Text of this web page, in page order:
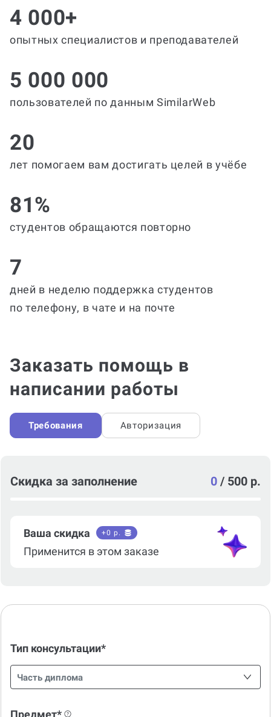
4 000+
опытных специалистов и преподавателей
5 000 000
пользователей по данным SimilarWeb
20
лет помогаем вам достигать целей в учёбе
81%
студентов обращаются повторно
7
дней в неделю поддержка студентов
по телефону, в чате и на почте
Заказать помощь в
написании работы
Требования Авторизация
Скидка за заполнение 0 / 500 р.
Ваша скидка +0 р.
Применится в этом заказе
Тип консультации*
Часть диплома
Предмет*